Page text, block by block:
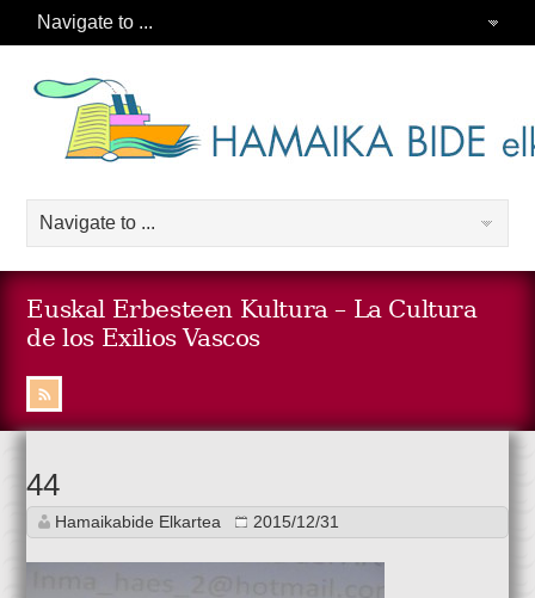
Euskal Erbesteen Kultura – La Cultura
de los Exilios Vascos
44
Hamaikabide Elkartea 2015/12/31